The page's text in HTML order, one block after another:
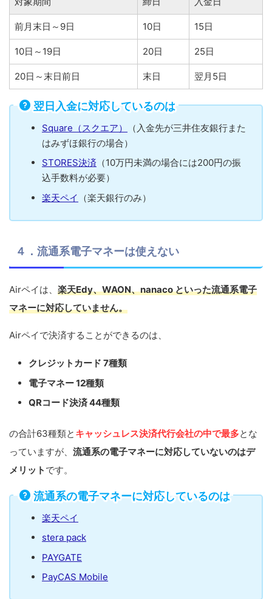
前月末日～9日 10日 15日
10日～19日 20日 25日
20日～末日前日 末日 翌月5日
翌日入金に対応しているのは
Square（スクエア）
（入金先が三井住友銀行また
はみずほ銀行の場合）
STORES決済 （10万円未満の場合には200円の振
込手数料が必要）
楽天ペイ （楽天銀行のみ）
４．流通系電子マネーは使えない
Airペイは、 楽天Edy、WAON、nanaco といった流通系電子
マネーに対応していません。
Airペイで決済することができるのは、
クレジットカード 7種類
電子マネー 12種類
QRコード決済 44種類
の合計63種類と キャッシュレス決済代行会社の中で最多とな
っていますが、 流通系の電子マネーに対応していないのはデ
メリット です。
流通系の電子マネーに対応しているのは
楽天ペイ
stera pack
PAYGATE
PayCAS Mobile